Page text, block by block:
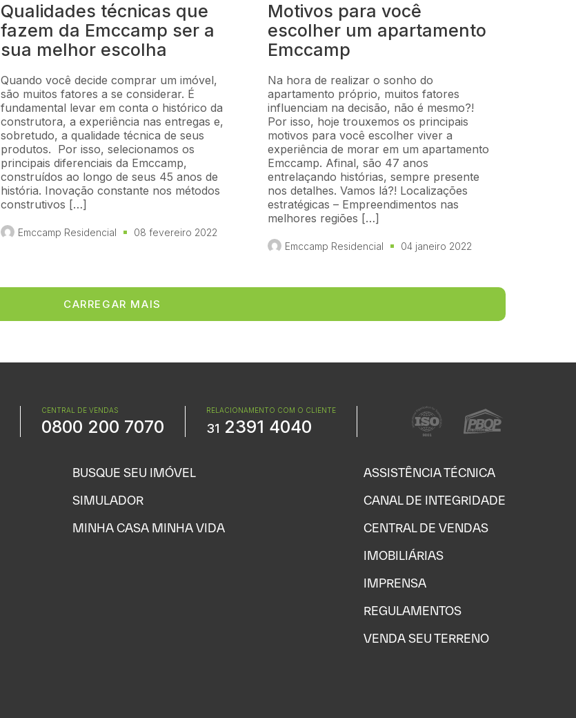
Qualidades técnicas que
fazem da Emccamp ser a
sua melhor escolha
Quando você decide comprar um imóvel,
são muitos fatores a se considerar. É
fundamental levar em conta o histórico da
construtora, a experiência nas entregas e,
sobretudo, a qualidade técnica de seus
produtos. Por isso, selecionamos os
principais diferenciais da Emccamp,
construídos ao longo de seus 45 anos de
história. Inovação constante nos métodos
construtivos […]
Emccamp Residencial 08 fevereiro 2022
Motivos para você
escolher um apartamento
Emccamp
Na hora de realizar o sonho do
apartamento próprio, muitos fatores
influenciam na decisão, não é mesmo?!
Por isso, hoje trouxemos os principais
motivos para você escolher viver a
experiência de morar em um apartamento
Emccamp. Afinal, são 47 anos
entrelaçando histórias, sempre presente
nos detalhes. Vamos lá?! Localizações
estratégicas – Empreendimentos nas
melhores regiões […]
Emccamp Residencial 04 janeiro 2022
CARREGAR MAIS
CENTRAL DE VENDAS
0800 200 7070
RELACIONAMENTO COM O CLIENTE
31 2391 4040
BUSQUE SEU IMÓVEL
SIMULADOR
MINHA CASA MINHA VIDA
ASSISTÊNCIA TÉCNICA
CANAL DE INTEGRIDADE
CENTRAL DE VENDAS
IMOBILIÁRIAS
IMPRENSA
REGULAMENTOS
VENDA SEU TERRENO